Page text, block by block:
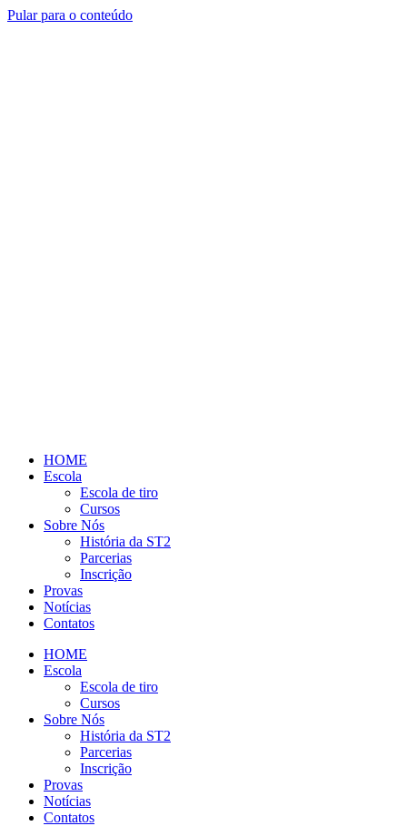
Pular para o conteúdo
HOME
Escola
Escola de tiro
Cursos
Sobre Nós
História da ST2
Parcerias
Inscrição
Provas
Notícias
Contatos
HOME
Escola
Escola de tiro
Cursos
Sobre Nós
História da ST2
Parcerias
Inscrição
Provas
Notícias
Contatos